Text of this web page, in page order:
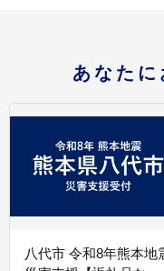
あなた
八代市 令和8年熊本地